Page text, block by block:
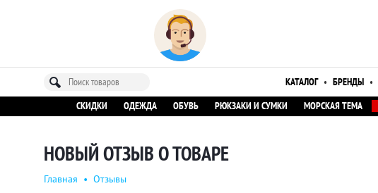
КАТАЛОГ • БРЕНДЫ •
СКИДКИ
ОДЕЖДА ОБУВЬ РЮКЗАКИ И СУМКИ МОРСКАЯ ТЕМА
НОВЫЙ ОТЗЫВ О ТОВАРЕ
Главная • Отзывы